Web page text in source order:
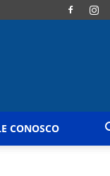
CONOSCO